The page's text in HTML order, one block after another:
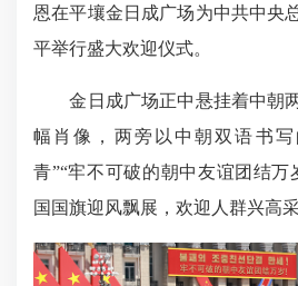
恩在平壤金日成广场为中共中央
平举行盛大欢迎仪式。
金日成广场正中悬挂着中朝
幅肖像，两旁以中朝双语书
青”“牢不可破的朝中友谊团结万
国国旗迎风飘展，欢迎人群兴高